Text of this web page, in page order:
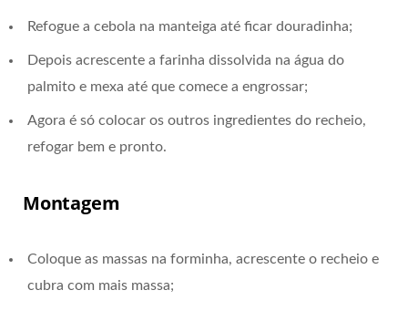
Refogue a cebola na manteiga até ficar douradinha;
Depois acrescente a farinha dissolvida na água do
palmito e mexa até que comece a engrossar;
Agora é só colocar os outros ingredientes do recheio,
refogar bem e pronto.
Montagem
Coloque as massas na forminha, acrescente o recheio e
cubra com mais massa;